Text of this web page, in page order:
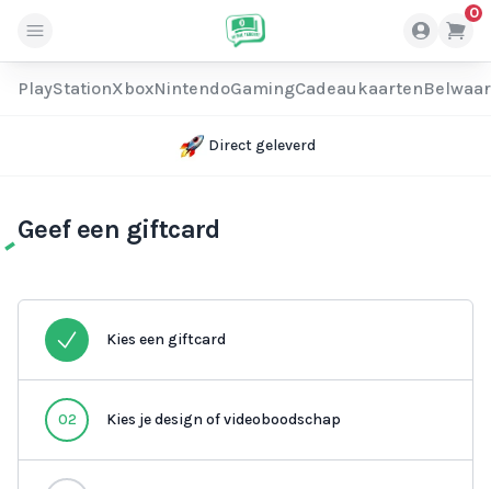
0
PlayStationXboxNintendoGamingCadeaukaarten
Direct geleverd
Geef een giftcard
Kies een giftcard
02 Kies je design of videoboodschap